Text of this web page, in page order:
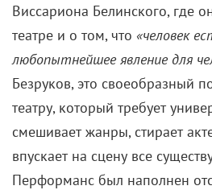
Виссариона Белинского, где
театре и о том, что «человек
любопытнейшее явление для
Безруков, это своеобразный
театру, который требует
смешивает жанры, стирает
впускает на сцену все
Перформанс был наполнен